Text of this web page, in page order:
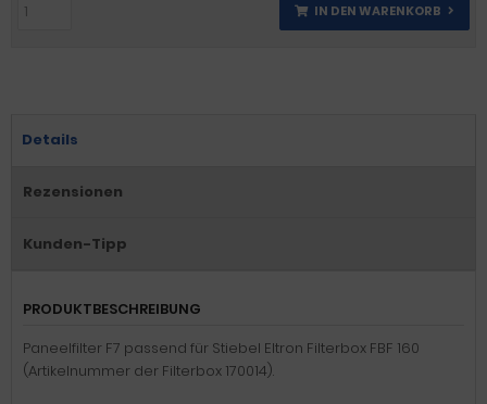
IN DEN WARENKORB
Details
Rezensionen
Kunden-Tipp
PRODUKTBESCHREIBUNG
Paneelfilter F7 passend für Stiebel Eltron Filterbox FBF 160
(Artikelnummer der Filterbox 170014).